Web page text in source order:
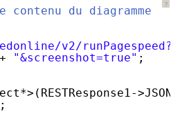
?
du diagramme
v2/
"&screenshot=true" ;